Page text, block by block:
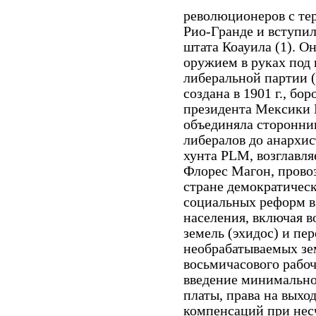
революционеров с
Рио-Гранде и
штата Коауила (1).
оружием в руках
либеральной партии
создана в 1901 г.,
президента Мексики
объединяла
либералов до
хунта PLM,
Флорес Магон,
стране
социальных реформ
населения, включая
земель (эхидос) и
необрабатываемых
восьмичасового
введение
платы, права на
компенсаций при